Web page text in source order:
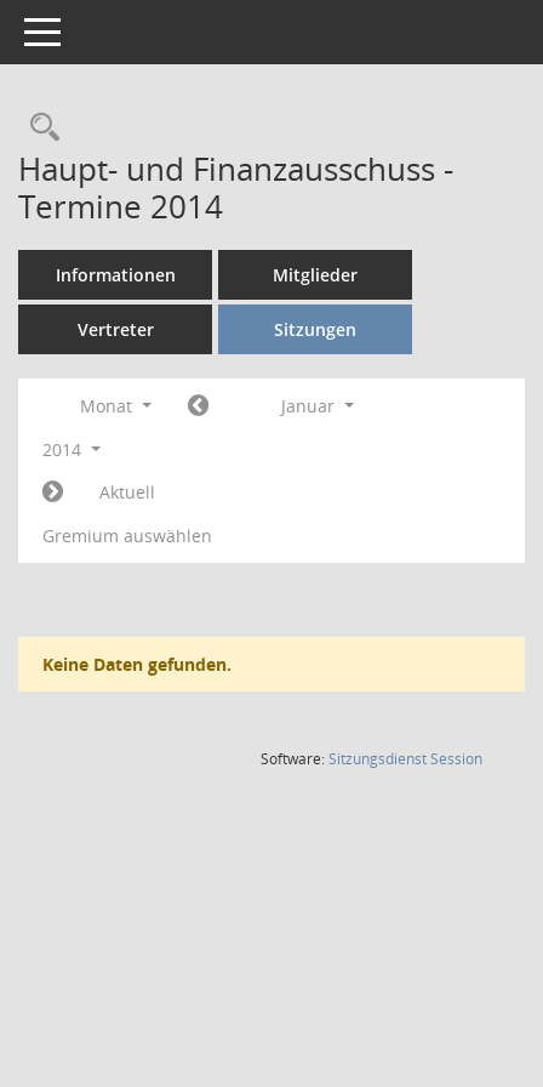
Toggle navigation
Rechercheauswahl
Haupt- und Finanzausschuss -
Termine 2014
Informationen Mitglieder
Vertreter Sitzungen
Monat
Januar
2014
Aktuell
Gremium auswählen
Keine Daten gefunden.
Software:SitzungsdienstSession(Wird in